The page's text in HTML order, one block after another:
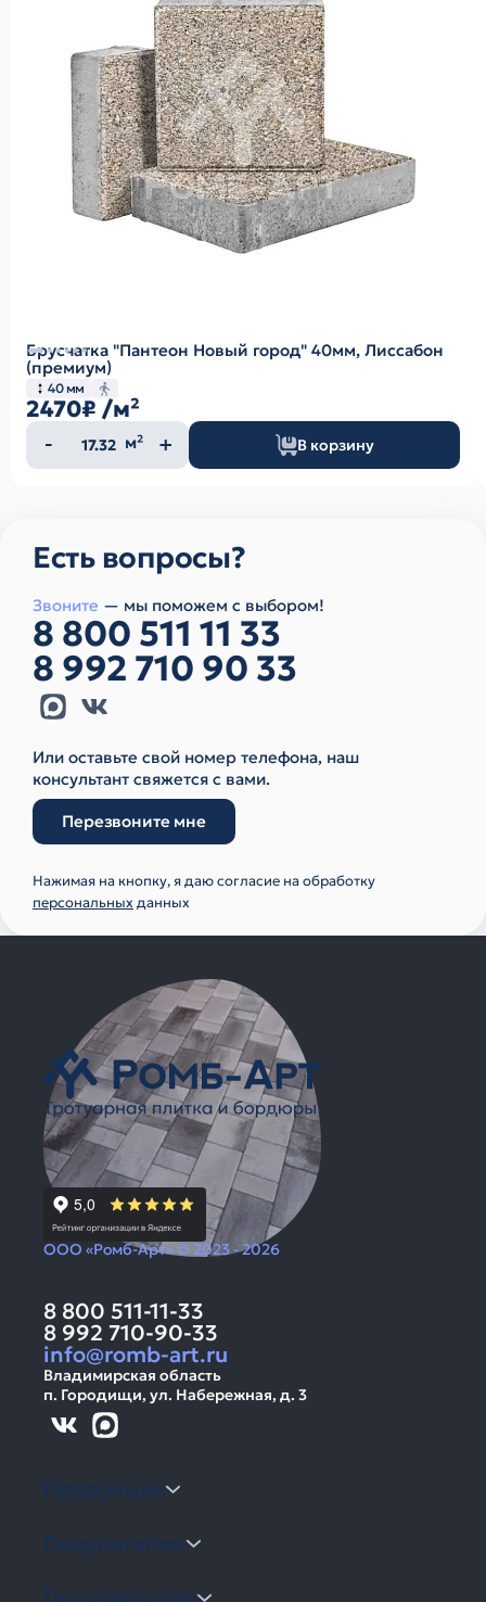
Брусчатка "Пантеон Новый город" 40мм, Лиссабон
(премиум)
40 мм
2470₽ /м²
Количество
товара
м² В корзину
Есть вопросы?
Звоните — мы поможем с выбором!
8 800 511 11 33
8 992 710 90 33
Или оставьте свой номер телефона, наш
консультант свяжется с вами.
Перезвоните мне
Нажимая на кнопку, я даю согласие на обработку
персональныхданных
ООО «Ромб-Арт» © 2023 - 2026
8 800 511-11-33
8 992 710-90-33
info@romb-art.ru
Владимирская область
п. Городищи, ул. Набережная, д. 3
Продукция
Покупателям